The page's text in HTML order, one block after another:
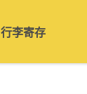
行李寄存